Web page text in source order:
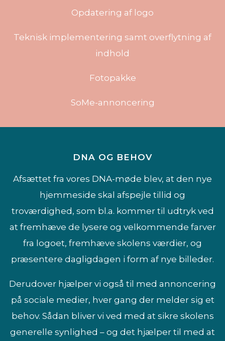
Opdatering af logo
Teknisk implementering samt overflytning af
indhold
Fotopakke
SoMe-annoncering
DNA OG BEHOV
Afsættet fra vores DNA-møde blev, at den nye
hjemmeside skal afspejle tillid og
troværdighed, som bl.a. kommer til udtryk ved
at fremhæve de lysere og velkommende farver
fra logoet, fremhæve skolens værdier, og
præsentere dagligdagen i form af nye billeder.
Derudover hjælper vi også til med annoncering
på sociale medier, hver gang der melder sig et
behov. Sådan bliver vi ved med at sikre skolens
generelle synlighed – og det hjælper til med at